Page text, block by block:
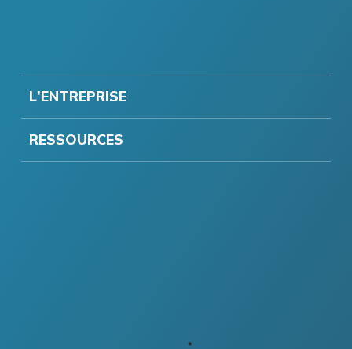
L'ENTREPRISE
RESSOURCES